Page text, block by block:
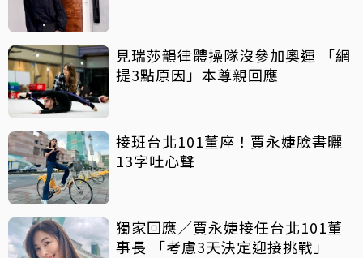
見瑞莎韻律體操隊沒參加奧運 「網
提3點原因」本尊親回應
接班台北101董座！賈永婕臉書曬
13字吐心聲
獨家回應／賈永婕接任台北101董
事長 「考慮3天決定迎接挑戰」